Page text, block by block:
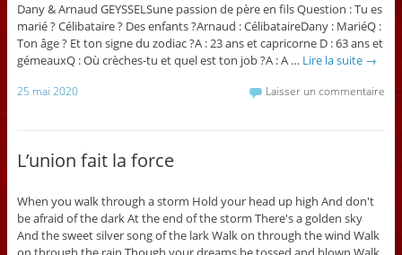
Dany & Arnaud GEYSSELSune passion de père en fils Question : Tu es
marié ? Célibataire ? Des enfants ?Arnaud : CélibataireDany : MariéQ :
Ton âge ? Et ton signe du zodiac ?A : 23 ans et capricorne D : 63 ans et
gémeauxQ : Où crèches-tu et quel est ton job ?A : A … Lire la suite →
25 mai 2020 Laisser un commentaire
L’union fait la force
When you walk through a storm Hold your head up high And don't
be afraid of the dark At the end of the storm There's a golden sky
And the sweet silver song of the lark Walk on through the wind Walk